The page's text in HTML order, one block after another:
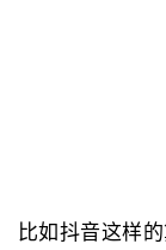
比如抖音这样